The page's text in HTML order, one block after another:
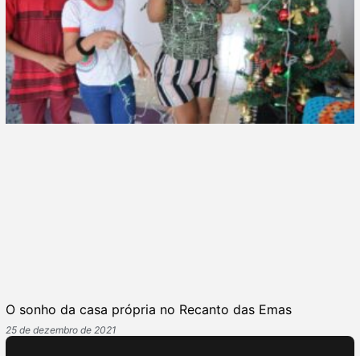
O sonho da casa própria no Recanto das Emas
25 de dezembro de 2021